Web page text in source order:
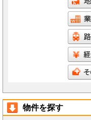
当社、本サービス、又
暴力団員(準構成員個人
公序良俗に反する行為を
犯罪歴がある者
過去に当社より会員登
本規約に違反した者
前項の措置により会員が損害
会員は当社が書面で承認する
ないものとします。
会員は、当社へ報告した自ら
の情報を当社へ報告するもの
損害を被った場合でも当社は
合、当社所定の手続きに従っ
第3条（ID・パスワード）
会員は、会員登録時に当社も
物件を探す